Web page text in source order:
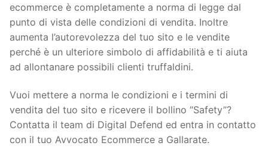
ecommerce è completamente a norma di legge dal
punto di vista delle condizioni di vendita. Inoltre
aumenta l’autorevolezza del tuo sito e le vendite
perché è un ulteriore simbolo di affidabilità e ti aiuta
ad allontanare possibili clienti truffaldini.
Vuoi mettere a norma le condizioni e i termini di
vendita del tuo sito e ricevere il bollino “Safety”?
Contatta il team di Digital Defend ed entra in contatto
con il tuo Avvocato Ecommerce a Gallarate.